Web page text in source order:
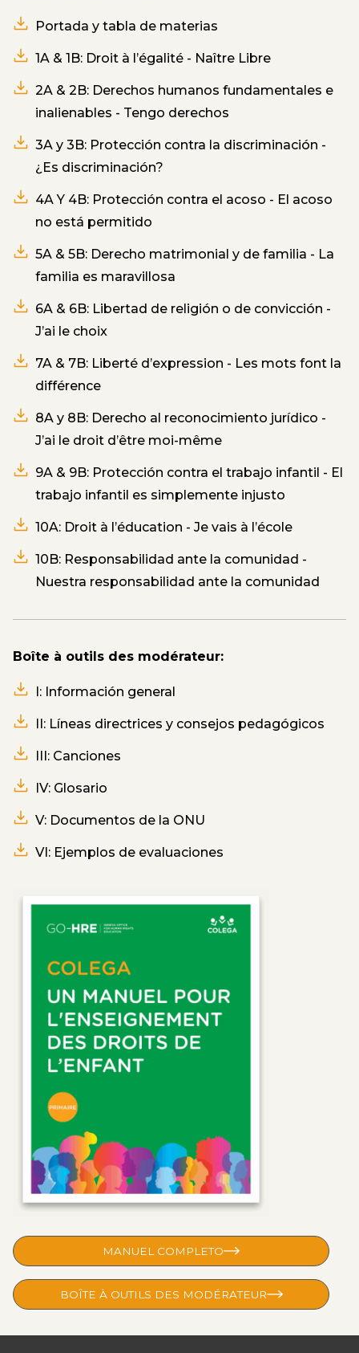
Portada y tabla de materias
1A & 1B: Droit à l’égalité - Naître Libre
2A & 2B: Derechos humanos fundamentales e
inalienables - Tengo derechos
3A y 3B: Protección contra la discriminación -
¿Es discriminación?
4A Y 4B: Protección contra el acoso - El acoso
no está permitido
5A & 5B: Derecho matrimonial y de familia - La
familia es maravillosa
6A & 6B: Libertad de religión o de convicción -
J’ai le choix
7A & 7B: Liberté d’expression - Les mots font la
différence
8A y 8B: Derecho al reconocimiento jurídico -
J’ai le droit d’être moi-même
9A & 9B: Protección contra el trabajo infantil - El
trabajo infantil es simplemente injusto
10A: Droit à l’éducation - Je vais à l’école
10B: Responsabilidad ante la comunidad -
Nuestra responsabilidad ante la comunidad
Boîte à outils des modérateur:
I: Información general
II: Líneas directrices y consejos pedagógicos
III: Canciones
IV: Glosario
V: Documentos de la ONU
VI: Ejemplos de evaluaciones
MANUEL COMPLETO
BOÎTE À OUTILS DES MODÉRATEUR